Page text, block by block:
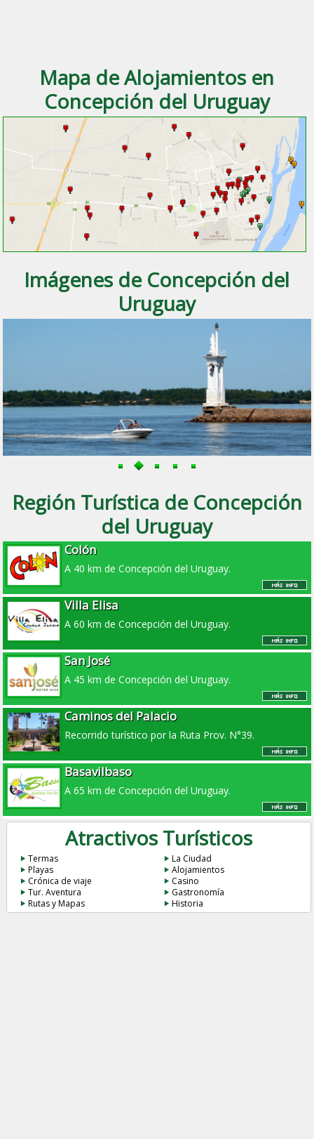
Mapa de Alojamientos en
Concepción del Uruguay
Imágenes de Concepción del
Uruguay
Región Turística de Concepción
del Uruguay
Colón
A 40 km de Concepción del Uruguay.
Villa Elisa
A 60 km de Concepción del Uruguay.
San José
A 45 km de Concepción del Uruguay.
Caminos del Palacio
Recorrido turístico por la Ruta Prov. N°39.
Basavilbaso
A 65 km de Concepción del Uruguay.
Atractivos Turísticos
Termas
La Ciudad
Playas
Alojamientos
Crónica de viaje
Casino
Tur. Aventura
Gastronomía
Rutas y Mapas
Historia